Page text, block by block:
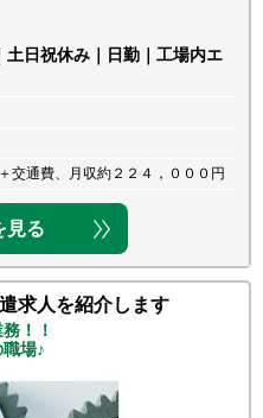
日祝休み｜日勤｜工場内エ
交通費、月収約２２４，０００円
見る
求人を紹介します
！！
場♪